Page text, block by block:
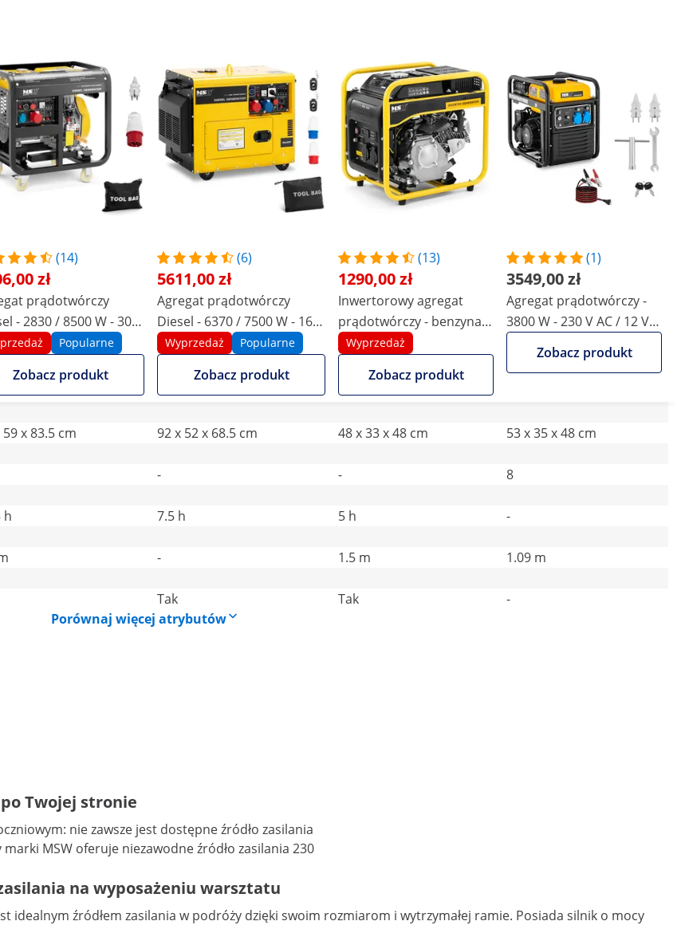
(14)
zł
prądotwórczy
- 2830 / 8500 W - 30 l
400 V - mobilny - AVR -
Popularne
Zobacz produkt
(6)
5611,00 zł
Agregat prądotwórczy
Diesel - 6370 / 7500 W - 16 l
- 230/400 V - mobilny - AVR -
Euro 5
Wyprzedaż Popularne
Zobacz produkt
(13)
1290,00 zł
Inwertorowy agregat
prądotwórczy - benzyna -
3500 W - 230 V AC -
rozruch odrzutowy
Wyprzedaż
Zobacz produkt
(1)
3549,00 zł
Agregat prądotwórczy -
3800 W - 230 V AC / 12 V
Zobacz produkt
59 x 83.5 cm 92 x 52 x 68.5 cm 48 x 33 x 48 cm
53 x 35 x 48 cm
- -
8
h 7.5 h 5 h
-
- 1.5 m
1.09 m
Tak Tak
-
Porównaj więcej atrybutów
Twojej stronie
nie zawsze jest dostępne źródło zasilania
MSW oferuje niezawodne źródło zasilania 230
na wyposażeniu warsztatu
źródłem zasilania w podróży dzięki swoim rozmiarom i wytrzymałej ramie. Posiada silnik o mocy